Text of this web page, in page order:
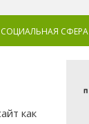
СОЦИАЛЬНАЯ СФЕРА
как